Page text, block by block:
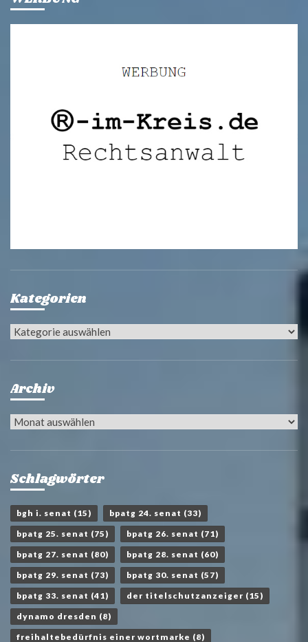
Kategorien
Kategorien
Archiv
Archiv
Schlagwörter
bgh i. senat (15) bpatg 24. senat (33)
bpatg 25. senat (75) bpatg 26. senat (71)
bpatg 27. senat (80) bpatg 28. senat (60)
bpatg 29. senat (73) bpatg 30. senat (57)
bpatg 33. senat (41) der titelschutzanzeiger (15)
dynamo dresden (8)
freihaltebedürfnis einer wortmarke (8)